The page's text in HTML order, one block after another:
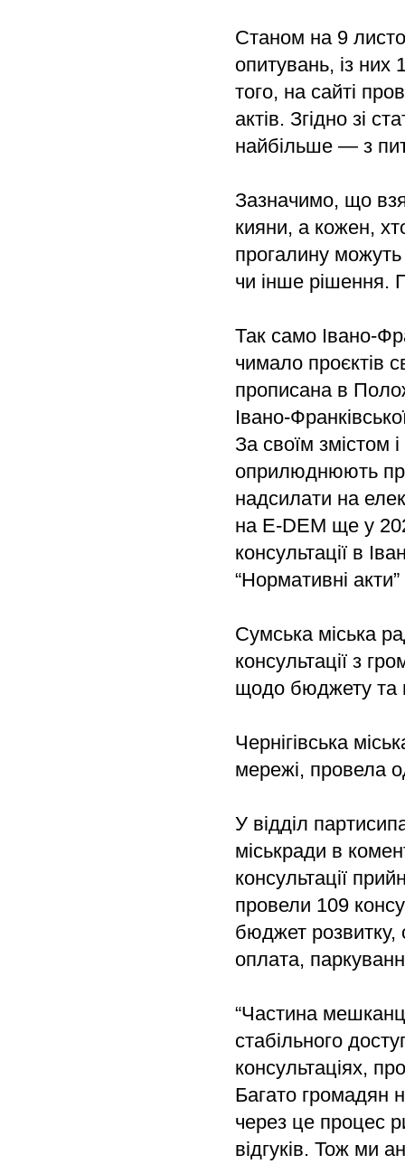
Станом на 9
опитувань, із них
того, на сайті
актів. Згідно зі
найбільше — з
Зазначимо, що
кияни, а кожен,
прогалину
чи інше рішення.
Так само Івано-
чимало проєктів
прописана в
Івано-
За своїм змістом
оприлюднюють
надсилати на
на E-DEM ще у
консультації в
“Нормативні
Сумська міська
консультації з
щодо бюджету та
Чернігівська
мережі, провела
У відділ
міськради в
консультації
провели 109
бюджет розвитку,
оплата,
“Частина
стабільного
консультаціях,
Багато громадян
через це процес
відгуків. Тож ми